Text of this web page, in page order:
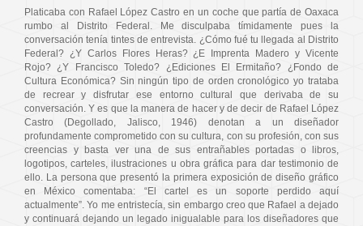
Platicaba con Rafael López Castro en un coche que partía de Oaxaca
rumbo al Distrito Federal. Me disculpaba tímidamente pues la
conversación tenía tintes de entrevista. ¿Cómo fué tu llegada al Distrito
Federal? ¿Y Carlos Flores Heras? ¿E Imprenta Madero y Vicente
Rojo? ¿Y Francisco Toledo? ¿Ediciones El Ermitaño? ¿Fondo de
Cultura Económica? Sin ningún tipo de orden cronológico yo trataba
de recrear y disfrutar ese entorno cultural que derivaba de su
conversación. Y es que la manera de hacer y de decir de Rafael López
Castro (Degollado, Jalisco, 1946) denotan a un diseñador
profundamente comprometido con su cultura, con su profesión, con sus
creencias y basta ver una de sus entrañables portadas o libros,
logotipos, carteles, ilustraciones u obra gráfica para dar testimonio de
ello. La persona que presentó la primera exposición de diseño gráfico
en México comentaba: “El cartel es un soporte perdido aquí
actualmente”. Yo me entristecía, sin embargo creo que Rafael a dejado
y continuará dejando un legado inigualable para los diseñadores que